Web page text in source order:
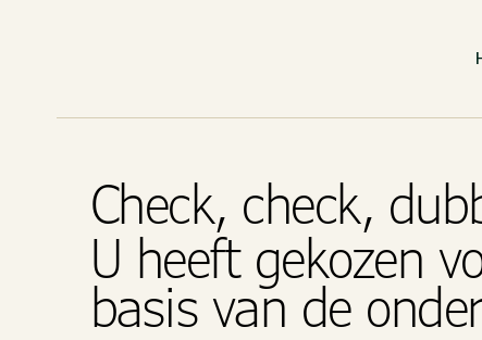
Check, check,
U heeft gekozen
basis van de